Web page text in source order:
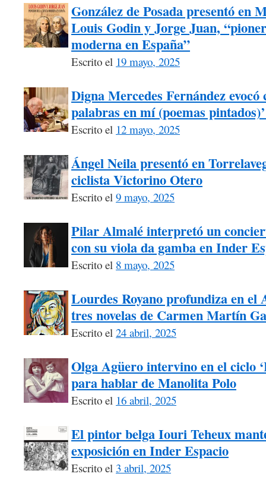
González de Posada presentó en
Louis Godin y Jorge Juan,
moderna en España”
Escrito el 19 mayo, 2025
Digna Mercedes Fernández evocó
palabras en mí (poemas
Escrito el 12 mayo, 2025
Ángel Neila presentó en
ciclista Victorino Otero
Escrito el 9 mayo, 2025
Pilar Almalé interpretó un
con su viola da gamba en Inder
Escrito el 8 mayo, 2025
Lourdes Royano profundiza en el
tres novelas de Carmen Martín
Escrito el 24 abril, 2025
Olga Agüero intervino en el ciclo
para hablar de Manolita Polo
Escrito el 16 abril, 2025
El pintor belga Iouri Teheux
exposición en Inder Espacio
Escrito el 3 abril, 2025